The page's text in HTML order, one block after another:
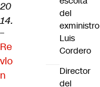
20
14.
–
Re
vlo
n
del
exministro
Luis
Cordero
Director
del